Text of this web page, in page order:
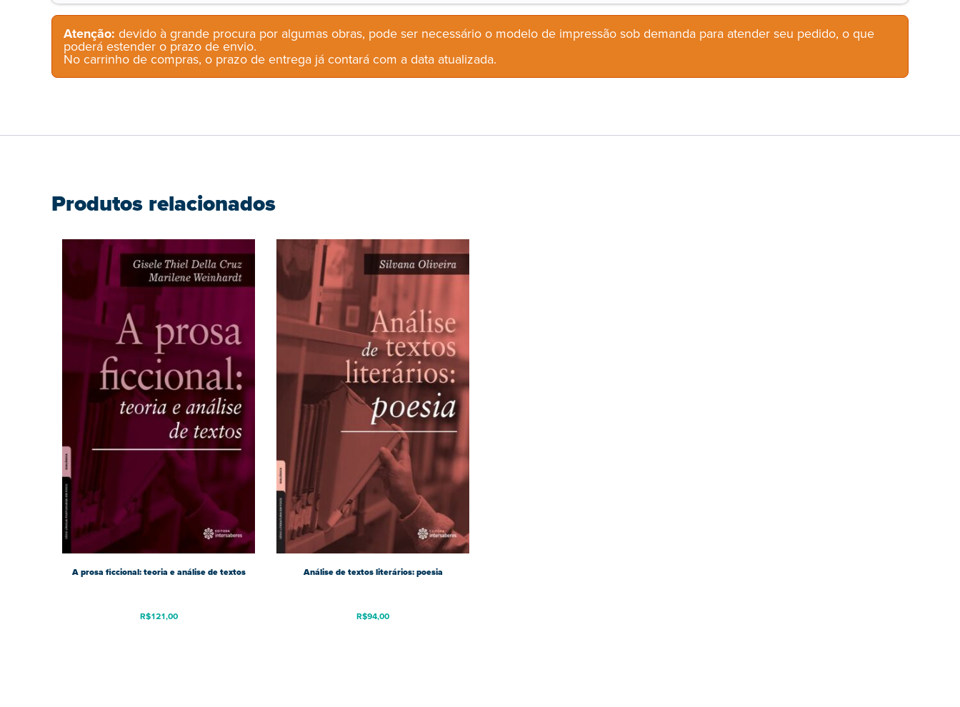
Atenção: devido à grande procura por algumas obras, pode ser necessário o modelo de impressão sob demanda para atender seu pedido, o que
poderá estender o prazo de envio.
No carrinho de compras, o prazo de entrega já contará com a data atualizada.
Produtos relacionados
A prosa ficcional: teoria e análise de textos
R$121,00
Análise de textos literários: poesia
R$94,00